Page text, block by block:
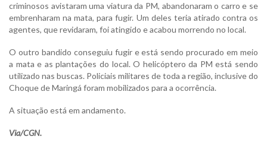
criminosos avistaram uma viatura da PM, abandonaram o carro e se
embrenharam na mata, para fugir. Um deles teria atirado contra os
agentes, que revidaram, foi atingido e acabou morrendo no local.
O outro bandido conseguiu fugir e está sendo procurado em meio
a mata e as plantações do local. O helicóptero da PM está sendo
utilizado nas buscas. Policiais militares de toda a região, inclusive do
Choque de Maringá foram mobilizados para a ocorrência.
A situação está em andamento.
Via/CGN.